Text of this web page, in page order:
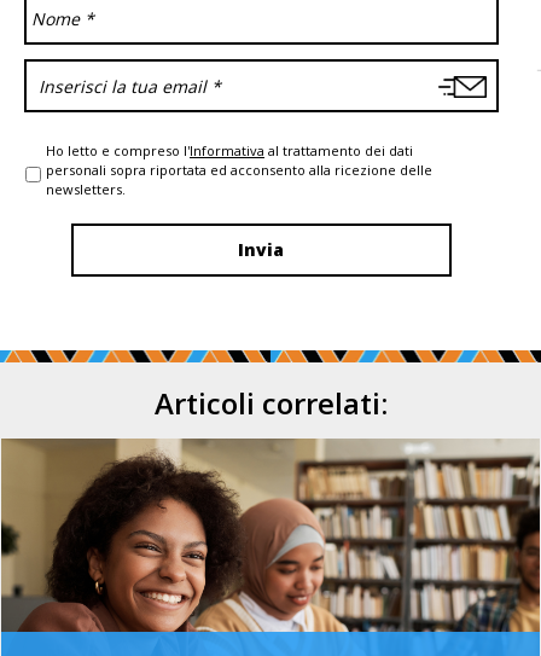
Ho letto e compreso l'Informativa al trattamento dei dati
personali sopra riportata ed acconsento alla ricezione delle
newsletters.
Articoli correlati: